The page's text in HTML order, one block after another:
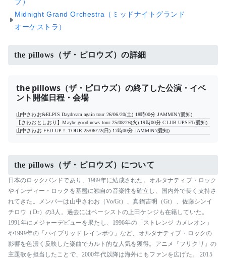
ブ）
Midnight Grand Orchestra（ミッドナイトグランド
オーケストラ）
the pillows（ザ・ピロウズ）の詳細
the pillows（ザ・ピロウズ）の終了した公演・イベ
ント開催日程・会場
山中さわお&ELPIS Daydream again tour 26/06/20(土) 18時00分 JAMMIN’(愛知)
【さわおとしおり】Maybe good news tour 25/08/26(火) 19時00分 CLUB UPSET(愛知)
山中さわお FED UP！ TOUR 25/06/22(日) 17時00分 JAMMIN’(愛知)
the pillows（ザ・ピロウズ）について
日本のロックバンドであり、1989年に結成された。オルタナティブ・ロック
やインディー・ロックを基盤に独自の音楽性を確立し、国内外で長く支持さ
れてきた。メンバーは山中さわお（Vo/Gt）、真鍋吉明（Gt）、佐藤シンイ
チロウ（Dr）の3人。過去にはベーシストの上田ケンジも在籍していた。
1991年にメジャーデビューを果たし、1996年の「ストレンジ カメレオン」
や1999年の「ハイブリッド レインボウ」など、オルタナティブ・ロックの
影響を色濃く反映した楽曲でカルト的な人気を獲得。アニメ『フリクリ』の
主題歌を担当したことで、2000年代以降は海外にもファンを広げた。 2015